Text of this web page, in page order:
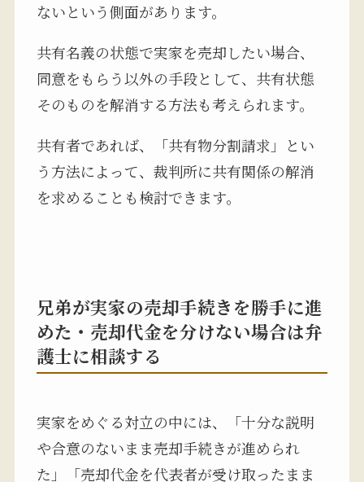
ないという側面があります。
共有名義の状態で実家を売却したい場合、
同意をもらう以外の手段として、共有状態
そのものを解消する方法も考えられます。
共有者であれば、「共有物分割請求」とい
う方法によって、裁判所に共有関係の解消
を求めることも検討できます。
兄弟が実家の売却手続きを勝手に進
めた・売却代金を分けない場合は弁
護士に相談する
実家をめぐる対立の中には、「十分な説明
や合意のないまま売却手続きが進められ
た」「売却代金を代表者が受け取ったまま